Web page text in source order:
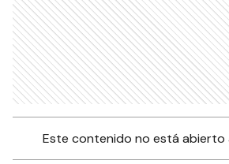
Este contenido no está abierto